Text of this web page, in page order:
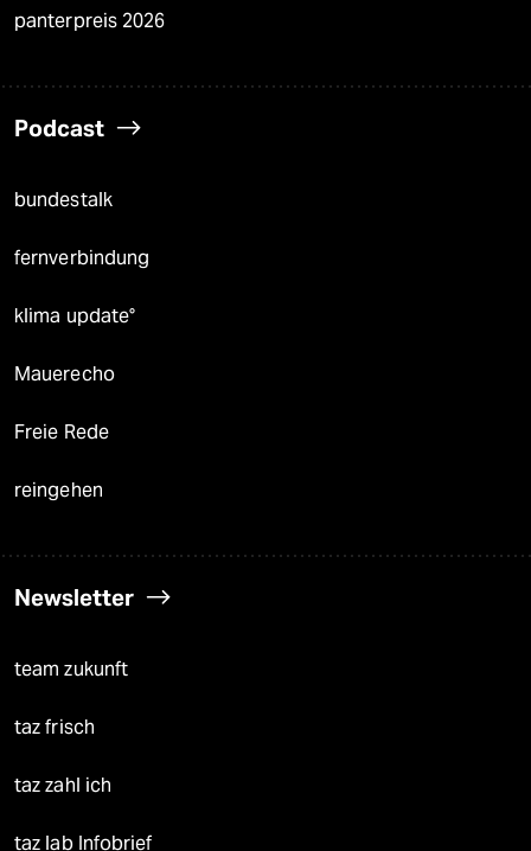
panterpreis 2026
Podcast
bundestalk
fernverbindung
klima update°
Mauerecho
Freie Rede
reingehen
Newsletter
team zukunft
taz frisch
taz zahl ich
taz lab Infobrief